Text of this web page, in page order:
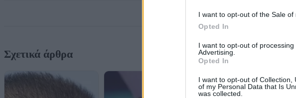
I want to opt-out of the Sale of
Opted In
I want to opt-out of
Advertising.
Opted In
I want to opt-out of Collection,
of my Personal Data that Is
was collected.
Σχετικά άρθρα